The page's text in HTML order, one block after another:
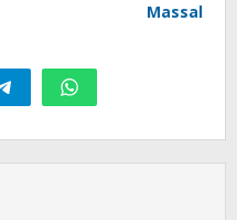
Massal